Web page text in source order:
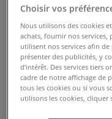
Moule de
sphérique
Choisir vos
Nous utilisons des cookies
achats, fournir nos
utilisent nos services afin
présenter des publicités, y
d’intérêt. Des services tiers
cadre de notre affichage de
tous les cookies ou si vous
utilisons les cookies, cliquer